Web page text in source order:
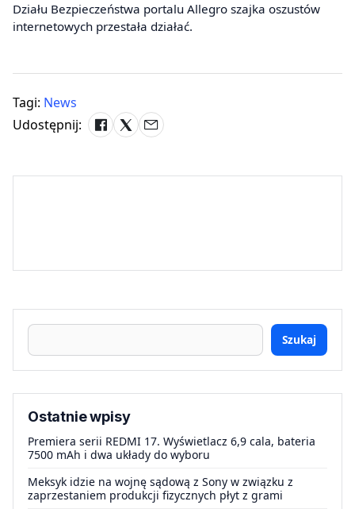
Działu Bezpieczeństwa portalu Allegro szajka oszustów
internetowych przestała działać.
Tagi: News
Udostępnij:
Szukaj
Ostatnie wpisy
Premiera serii REDMI 17. Wyświetlacz 6,9 cala, bateria
7500 mAh i dwa układy do wyboru
Meksyk idzie na wojnę sądową z Sony w związku z
zaprzestaniem produkcji fizycznych płyt z grami